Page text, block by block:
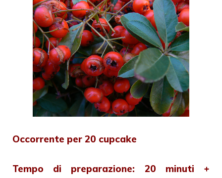
Occorrente per 20 cupcake
Tempo di preparazione: 20 minuti +